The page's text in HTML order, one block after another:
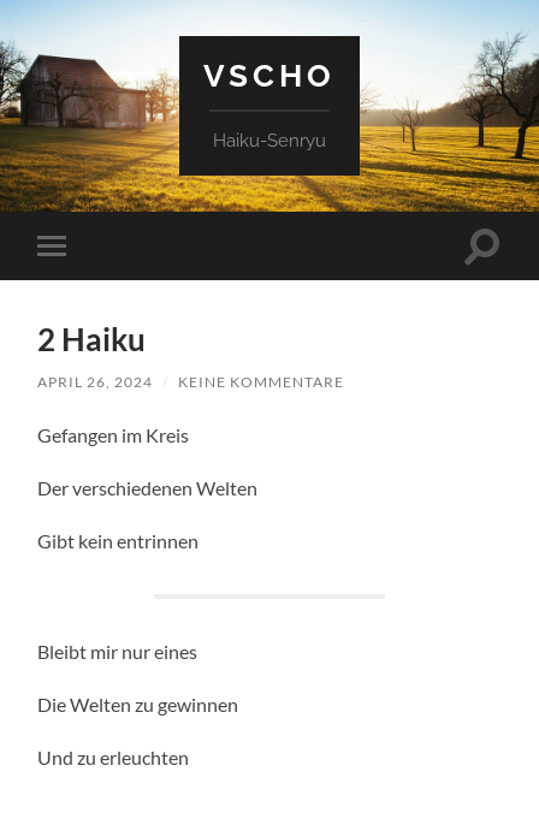
VSCHO
Haiku-Senryu
Mobile-
Menü
2 Haiku
APRIL 26, 2024 / KEINE KOMMENTARE
Gefangen im Kreis
Der verschiedenen Welten
Gibt kein entrinnen
Bleibt mir nur eines
Die Welten zu gewinnen
Und zu erleuchten